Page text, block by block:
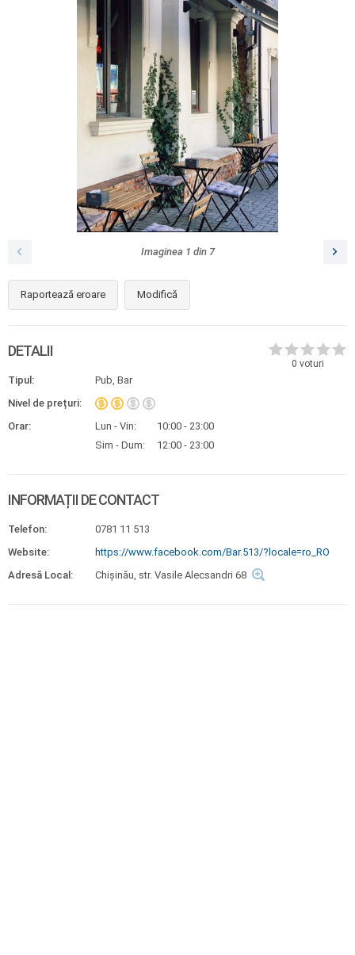
Imaginea 1 din 7
Raportează eroare Modifică
0 voturi
DETALII
Tipul:
Pub, Bar
Nivel de prețuri:
Orar:
Lun - Vin:
10:00 - 23:00
Sim - Dum:
12:00 - 23:00
INFORMAȚII DE CONTACT
Telefon:
0781 11 513
Website:
https://www.facebook.com/Bar.513/?locale=ro_RO
Adresă Local:
Chișinău, str. Vasile Alecsandri 68